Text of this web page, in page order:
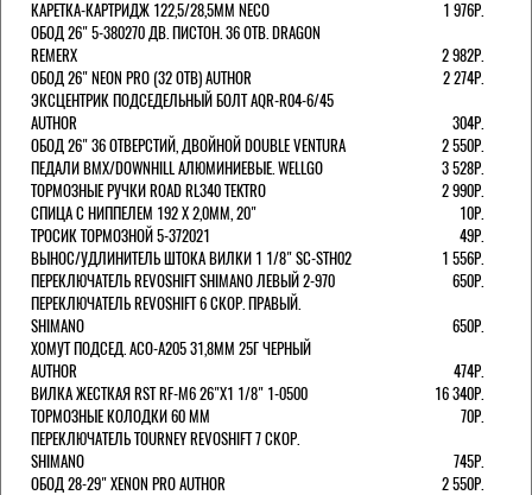
КАРЕТКА-КАРТРИДЖ 122,5/28,5ММ NECO
1 976Р.
ОБОД 26" 5-380270 ДВ. ПИСТОН. 36 ОТВ. DRAGON
REMERX
2 982Р.
ОБОД 26" NEON PRO (32 ОТВ) AUTHOR
2 274Р.
ЭКСЦЕНТРИК ПОДСЕДЕЛЬНЫЙ БОЛТ AQR-R04-6/45
AUTHOR
304Р.
ОБОД 26" 36 ОТВЕРСТИЙ, ДВОЙНОЙ DOUBLE VENTURA
2 550Р.
ПЕДАЛИ BMX/DOWNHILL АЛЮМИНИЕВЫЕ. WELLGO
3 528Р.
ТОРМОЗНЫЕ РУЧКИ ROAD RL340 TEKTRO
2 990Р.
СПИЦА С НИППЕЛЕМ 192 Х 2,0ММ, 20"
10Р.
ТРОСИК ТОРМОЗНОЙ 5-372021
49Р.
ВЫНОС/УДЛИНИТЕЛЬ ШТОКА ВИЛКИ 1 1/8" SC-STH02
1 556Р.
ПЕРЕКЛЮЧАТЕЛЬ REVOSHIFT SHIMANO ЛЕВЫЙ 2-970
650Р.
ПЕРЕКЛЮЧАТЕЛЬ REVOSHIFT 6 СКОР. ПРАВЫЙ.
SHIMANO
650Р.
ХОМУТ ПОДСЕД. ACO-A205 31,8ММ 25Г ЧЕРНЫЙ
AUTHOR
474Р.
ВИЛКА ЖЕСТКАЯ RST RF-M6 26"Х1 1/8" 1-0500
16 340Р.
ТОРМОЗНЫЕ КОЛОДКИ 60 ММ
70Р.
ПЕРЕКЛЮЧАТЕЛЬ TOURNEY REVOSHIFT 7 СКОР.
SHIMANO
745Р.
ОБОД 28-29" XENON PRO AUTHOR
2 550Р.